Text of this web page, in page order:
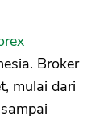
Broker
mulai dari